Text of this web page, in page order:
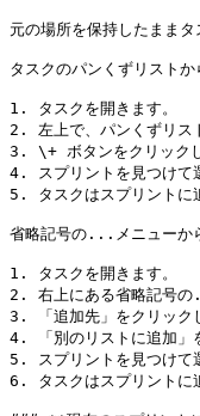
元の場所を保持したまま
タスクのパンくずリストか
1. タスクを開きます。
2. 左上で、パンくずリス
3. \+ ボタンをクリックし
4. スプリントを見つけて
5. タスクはスプリントに
省略記号の...メニューか
1. タスクを開きます。
2. 右上にある省略記号の
3. 「追加先」をクリック
4. 「別のリストに追加」
5. スプリントを見つけて
6. タスクはスプリントに